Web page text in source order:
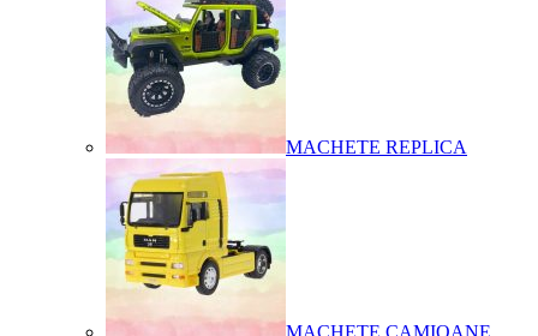
MACHETE REPLICA
MACHETE CAMIOANE